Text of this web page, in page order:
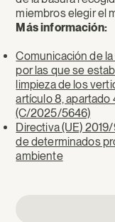
miembros elegir el
Más información:
Comunicación de
por las que se
limpieza de los
artículo 8, apartado
(C/2025/5646)
Directiva (UE)
de determinados
ambiente